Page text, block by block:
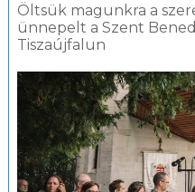
Öltsük magunkra a
ünnepelt a Szent
Tiszaújfalun